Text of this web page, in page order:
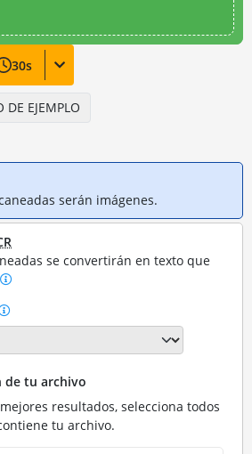
30s
DE EJEMPLO
serán imágenes.
se convertirán en texto que
de tu archivo
resultados, selecciona todos
tu archivo.